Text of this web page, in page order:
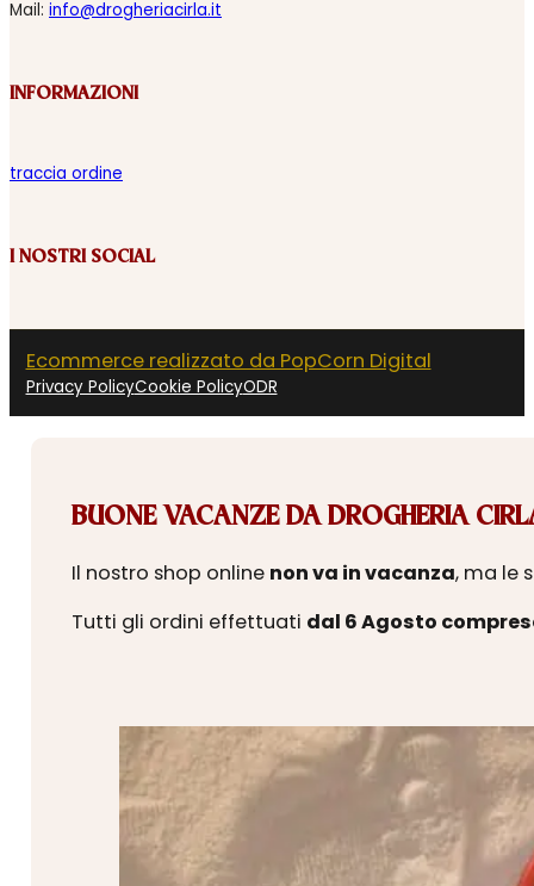
Mail: info@drogheriacirla.it
INFORMAZIONI
traccia ordine
I NOSTRI SOCIAL
Ecommerce realizzato da PopCorn Digital
Privacy PolicyCookie PolicyODR
BUONE VACANZE DA DROGHERIA
Il nostro shop online non va in vacanza, ma le
Tutti gli ordini effettuati dal 6 Agosto